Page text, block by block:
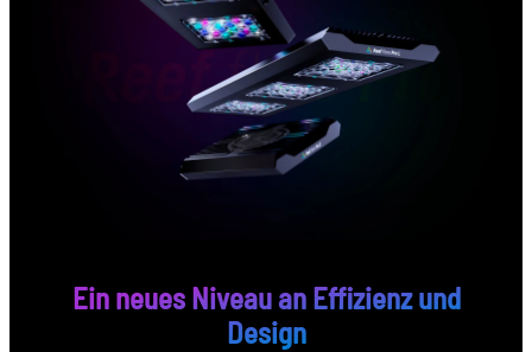
Ein neues Niveau an Effizienz und
Design